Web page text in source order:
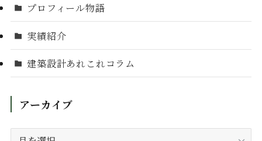
プロフィール物語
実績紹介
建築設計あれこれコラム
アーカイブ